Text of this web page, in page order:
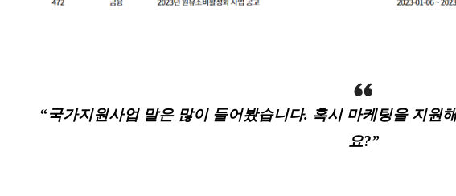
“국가지원사업 말은 많이 들어봤습니다. 혹시 마케팅을 지원
요?”